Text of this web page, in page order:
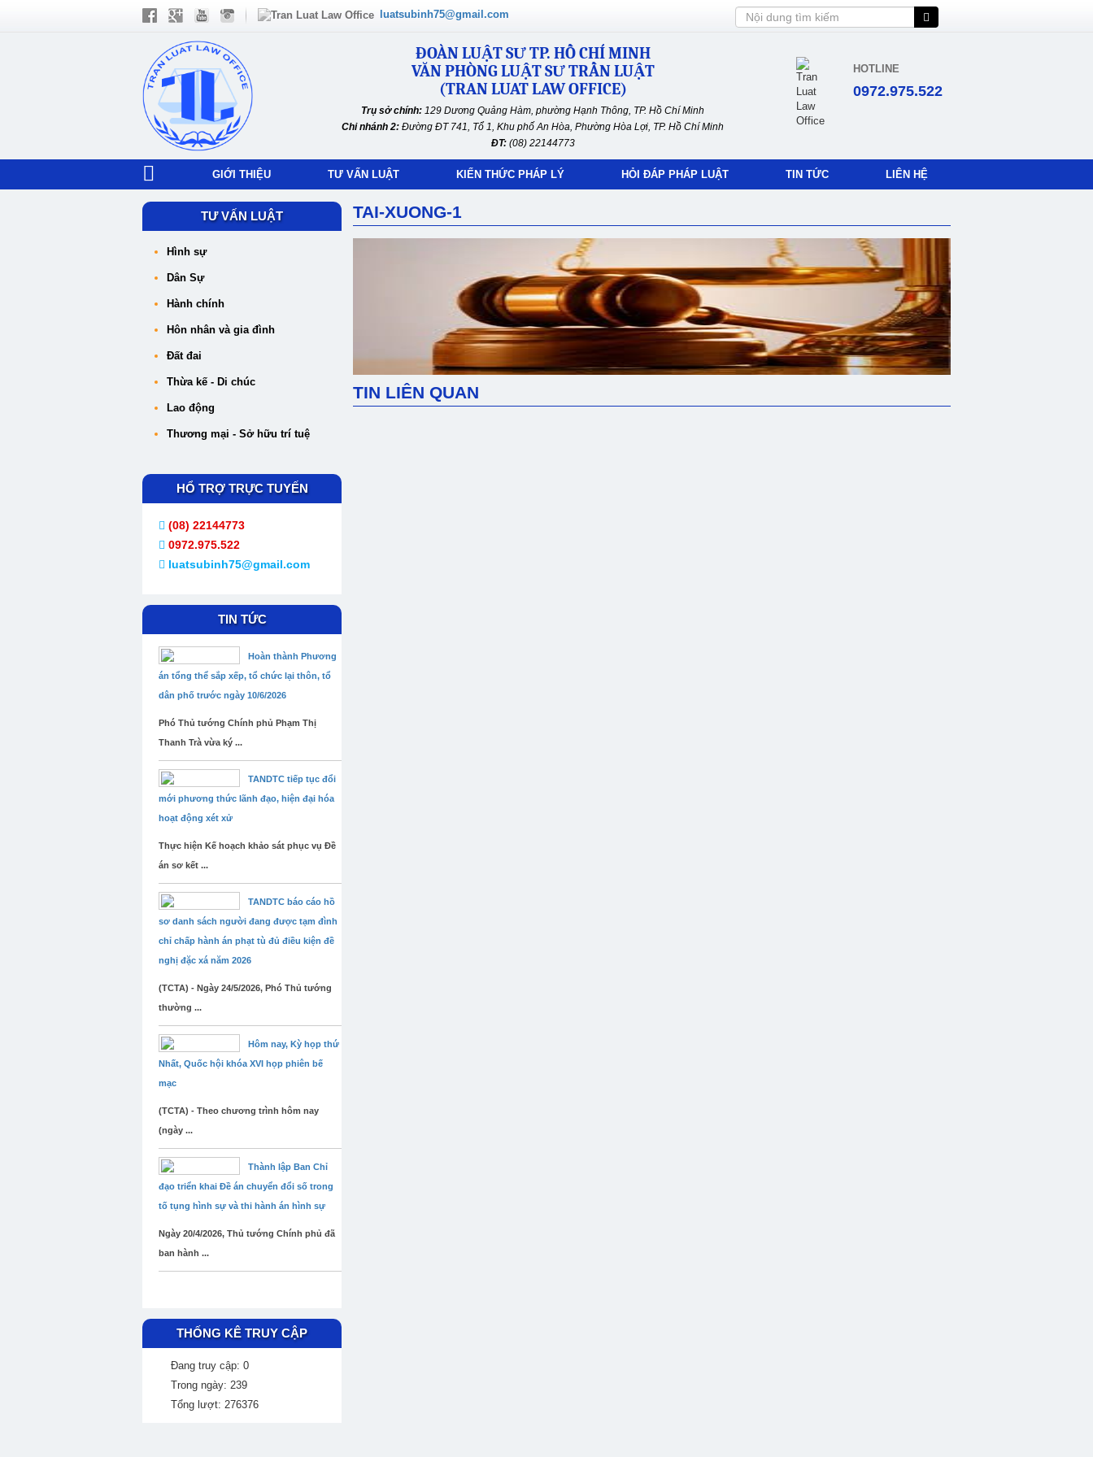
luatsubinh75@gmail.com
ĐOÀN LUẬT SƯ TP. HỒ CHÍ MINH
VĂN PHÒNG LUẬT SƯ TRẦN LUẬT
(TRAN LUAT LAW OFFICE)
Trụ sở chính: 129 Dương Quảng Hàm, phường Hạnh Thông, TP. Hồ Chí Minh
Chi nhánh 2: Đường ĐT 741, Tổ 1, Khu phố An Hòa, Phường Hòa Lợi, TP. Hồ Chí Minh
ĐT: (08) 22144773
HOTLINE
0972.975.522
GIỚI THIỆU TƯ VẤN LUẬT KIẾN THỨC PHÁP LÝ HỎI ĐÁP PHÁP LUẬT TIN TỨC LIÊN HỆ
TƯ VẤN LUẬT
Hình sự
Dân Sự
Hành chính
Hôn nhân và gia đình
Đất đai
Thừa kế - Di chúc
Lao động
Thương mại - Sở hữu trí tuệ
HỔ TRỢ TRỰC TUYẾN
(08) 22144773
0972.975.522
luatsubinh75@gmail.com
TIN TỨC
Hoàn thành Phương
án tổng thể sắp xếp, tổ chức lại thôn, tổ
dân phố trước ngày 10/6/2026
Phó Thủ tướng Chính phủ Phạm Thị
Thanh Trà vừa ký ...
TANDTC tiếp tục đổi
mới phương thức lãnh đạo, hiện đại hóa
hoạt động xét xử
Thực hiện Kế hoạch khảo sát phục vụ Đề
án sơ kết ...
TANDTC báo cáo hồ
sơ danh sách người đang được tạm đình
chỉ chấp hành án phạt tù đủ điều kiện đề
nghị đặc xá năm 2026
(TCTA) - Ngày 24/5/2026, Phó Thủ tướng
thường ...
Hôm nay, Kỳ họp thứ
Nhất, Quốc hội khóa XVI họp phiên bế
mạc
(TCTA) - Theo chương trình hôm nay
(ngày ...
Thành lập Ban Chỉ
đạo triển khai Đề án chuyển đổi số trong
tố tụng hình sự và thi hành án hình sự
Ngày 20/4/2026, Thủ tướng Chính phủ đã
ban hành ...
THỐNG KÊ TRUY CẬP
Đang truy cập: 0
Trong ngày: 239
Tổng lượt: 276376
TAI-XUONG-1
TIN LIÊN QUAN